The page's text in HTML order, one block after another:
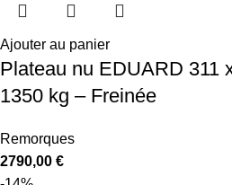
Ajouter au panier
Plateau nu EDUARD 311
1350 kg – Freinée
Remorques
2790,00 €